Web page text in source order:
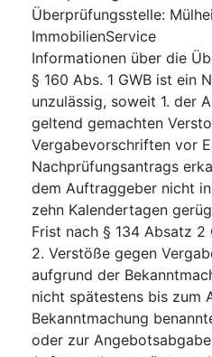
Überprüfungsstelle:
ImmobilienService
Informationen über die
§ 160 Abs. 1 GWB ist ein
unzulässig, soweit 1. der
geltend gemachten
Vergabevorschriften vor
Nachprüfungsantrags
dem Auftraggeber nicht
zehn Kalendertagen
Frist nach § 134 Absatz
2. Verstöße gegen
aufgrund der
nicht spätestens bis zum
Bekanntmachung
oder zur